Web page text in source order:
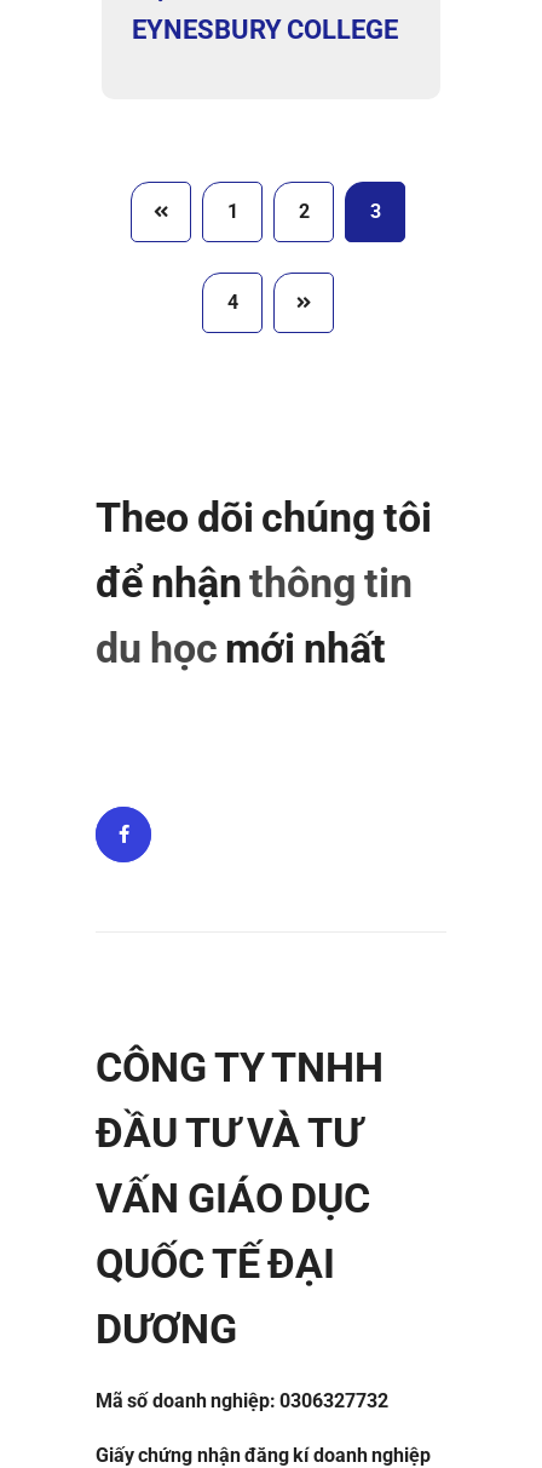
EYNESBURY COLLEGE
1 2 3
4
Theo dõi chúng tôi
để nhậnthông tin
du học mới nhất
CÔNG TY TNHH
ĐẦU TƯ VÀ TƯ
VẤN GIÁO DỤC
QUỐC TẾ ĐẠI
DƯƠNG
Mã số doanh nghiệp: 0306327732
Giấy chứng nhận đăng kí doanh nghiệp